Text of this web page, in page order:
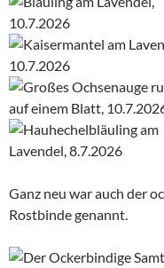
Ganz neu war auch der
Rostbinde genannt.